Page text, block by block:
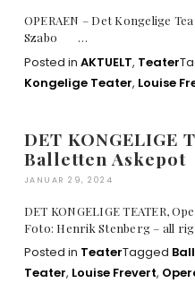
OPERAEN – Det
Szabo …
Posted in AKTUELT, Teater
Kongelige Teater, Louise
DET KONGELIGE
Balletten Askepot
JANUAR 29, 2024
DET KONGELIGE
Foto: Henrik Stenberg – all
Posted in TeaterTagged
Teater, Louise Frevert,